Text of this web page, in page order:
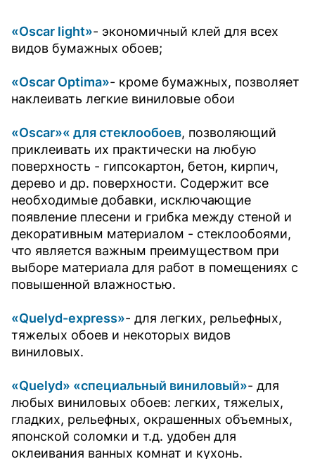
«Oscar light»- экономичный клей для всех
видов бумажных обоев;
«Oscar Optima»- кроме бумажных, позволяет
наклеивать легкие виниловые обои
«Oscar»« для стеклообоев, позволяющий
приклеивать их практически на любую
поверхность - гипсокартон, бетон, кирпич,
дерево и др. поверхности. Содержит все
необходимые добавки, исключающие
появление плесени и грибка между стеной и
декоративным материалом - стеклообоями,
что является важным преимуществом при
выборе материала для работ в помещениях с
повышенной влажностью.
«Quelyd-express»- для легких, рельефных,
тяжелых обоев и некоторых видов
виниловых.
«Quelyd» «специальный виниловый»- для
любых виниловых обоев: легких, тяжелых,
гладких, рельефных, окрашенных объемных,
японской соломки и т.д. удобен для
оклеивания ванных комнат и кухонь.